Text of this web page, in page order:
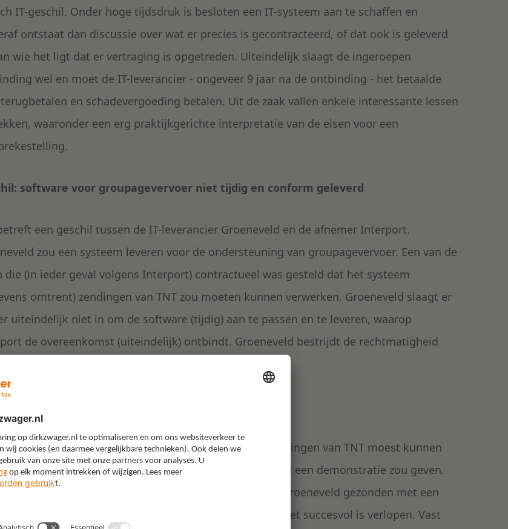
IT-geschil. Onder hoge tijdsdruk is besloten een IT-systeem aan te schaffen en
ontstaat dan discussie over wat er precies is gecontracteerd, of dat ook is geleverd
wie het ligt dat er vertraging is opgetreden. Uiteindelijk slaagt de ingeroepen
wel en moet de IT-leverancier - ongeveer 9 jaar na de ontbinding - het betaalde
en schadevergoeding betalen. Uit de zaak vallen enkele interessante lessen
waaronder een erg praktijkgerichte interpretatie van de eisen voor een
software voor groupagevervoer niet tijdig en conform geleverd
een geschil tussen de IT-leverancier Groeneveld en de afnemer Interport.
zou een systeem leveren voor de ondersteuning van groupagevervoer. Een van de
die (in ieder geval volgens Interport) contractueel was gesteld dat het systeem
omtrent) zendingen van TNT zou moeten kunnen verwerken. Groeneveld slaagt er
uiteindelijk niet in om de software (tijdig) aan te passen en te leveren, waarop
de overeenkomst (uiteindelijk) ontbindt. Groeneveld bestrijdt de rechtmatigheid
twisten over de vraag of het systeem inderdaad zendingen van TNT moest kunnen
Voor contractering is afgesproken dat Groeneveld een demonstratie zou geven.
die demonstratie zijn twee e-mails door Interport aan Groeneveld gezonden met een
ritdossier. Er wordt getwist of die demonstratie al dan niet succesvol is verlopen. Vast